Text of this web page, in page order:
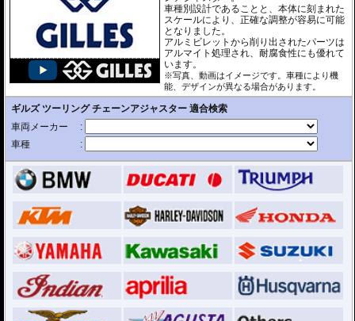
車種別設計であることと、本体に刻まれた
スケールにより、正確な調整が容易に可能
となりました。
アルミビレットから削り出されたパーツは
アルマイト処理され、耐腐食性にも優れて
います。
※写真、動画はイメージです。車種により機
能、デザインが異なる場合があります。